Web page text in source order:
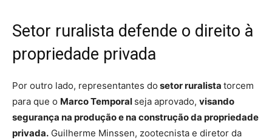
Setor ruralista defende o direito à
propriedade privada
Por outro lado, representantes do setor ruralista torcem
para que o Marco Temporal seja aprovado, visando
segurança na produção e na construção da propriedade
privada. Guilherme Minssen, zootecnista e diretor da